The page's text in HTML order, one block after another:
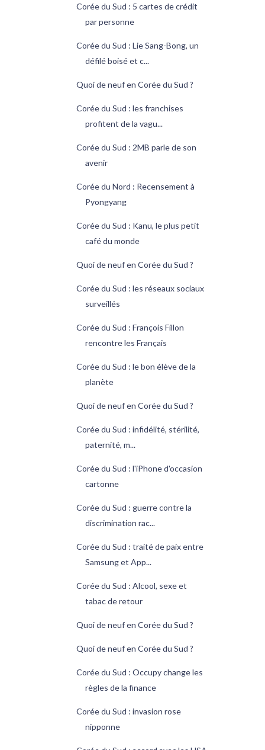
Corée du Sud : 5 cartes de crédit
par personne
Corée du Sud : Lie Sang-Bong, un
défilé boisé et c...
Quoi de neuf en Corée du Sud ?
Corée du Sud : les franchises
profitent de la vagu...
Corée du Sud : 2MB parle de son
avenir
Corée du Nord : Recensement à
Pyongyang
Corée du Sud : Kanu, le plus petit
café du monde
Quoi de neuf en Corée du Sud ?
Corée du Sud : les réseaux sociaux
surveillés
Corée du Sud : François Fillon
rencontre les Français
Corée du Sud : le bon élève de la
planète
Quoi de neuf en Corée du Sud ?
Corée du Sud : infidélité, stérilité,
paternité, m...
Corée du Sud : l'iPhone d'occasion
cartonne
Corée du Sud : guerre contre la
discrimination rac...
Corée du Sud : traité de paix entre
Samsung et App...
Corée du Sud : Alcool, sexe et
tabac de retour
Quoi de neuf en Corée du Sud ?
Quoi de neuf en Corée du Sud ?
Corée du Sud : Occupy change les
règles de la finance
Corée du Sud : invasion rose
nipponne